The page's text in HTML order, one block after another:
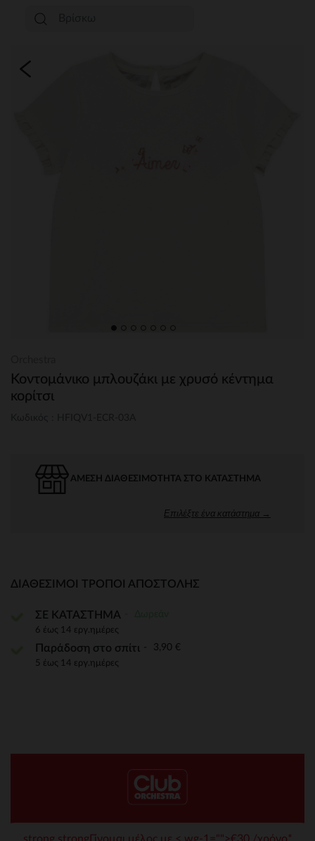
Κοντομάνικο μπλουζάκι με χρυσό κέντημα
κορίτσι
ΆΜΕΣΗ ΔΙΑΘΕΣΙΜΌΤΗΤΑ ΣΤΟ ΚΑΤΆΣΤΗΜΑ
Επιλέξτε ένα κατάστημα →
ΔΙΑΘΈΣΙΜΟΙ ΤΡΌΠΟΙ ΑΠΟΣΤΟΛΉΣ
ΣΕ ΚΑΤΑΣΤΗΜΑ
6 έως 14 εργ.ημέρες
Παράδοση στο σπίτι 3,90 €
5 έως 14 εργ.ημέρες
strong strongΓίνομαι μέλος με < wg-1="">€30 /χρόνο*